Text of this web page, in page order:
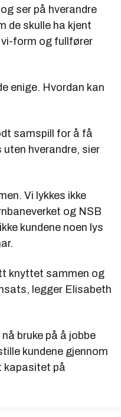
ser på hverandre
de skulle ha kjent
vi-form og fullfører
enige. Hvordan kan
samspill for å få
uten hverandre, sier
Vi lykkes ikke
og NSB
kundene noen lys
knyttet sammen og
legger Elisabeth
bruke på å jobbe
kundene gjennom
kapasitet på